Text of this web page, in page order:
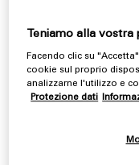
gli ingredienti
L'azienda fornisce
attraverso
metspar, acidspar,
stoccaggio
Teniamo alla vostra
Facendo clic su
cookie sul proprio
analizzarne l'utilizzo e
Protezione dati